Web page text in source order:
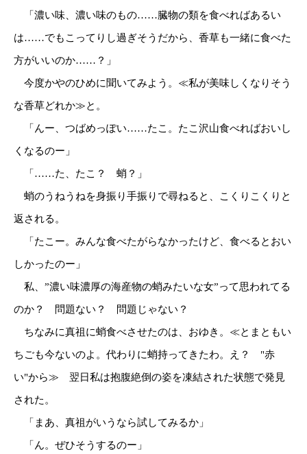
「濃い味、濃い味のもの……臓物の類を食べればあるい
は……でもこってりし過ぎそうだから、香草も一緒に食べた
方がいいのか……？」
今度かやのひめに聞いてみよう。≪私が美味しくなりそう
な香草どれか≫と。
「んー、つばめっぽい……たこ。たこ沢山食べればおいし
くなるのー」
「……た、たこ？ 蛸？」
蛸のうねうねを身振り手振りで尋ねると、こくりこくりと
返される。
「たこー。みんな食べたがらなかったけど、食べるとおい
しかったのー」
私、”濃い味濃厚の海産物の蛸みたいな女”って思われてる
のか？ 問題ない？ 問題じゃない？
ちなみに真祖に蛸食べさせたのは、おゆき。≪とまともい
ちごも今ないのよ。代わりに蛸持ってきたわ。え？ "赤
い"から≫ 翌日私は抱腹絶倒の姿を凍結された状態で発見
された。
「まあ、真祖がいうなら試してみるか」
「ん。ぜひそうするのー」